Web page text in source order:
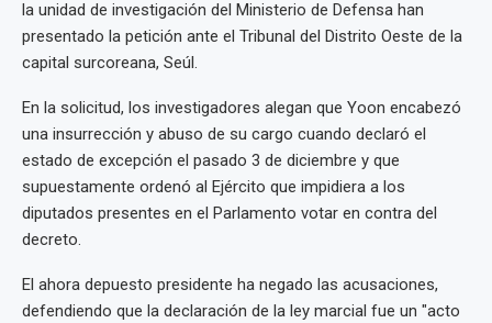
la unidad de investigación del Ministerio de Defensa han
presentado la petición ante el Tribunal del Distrito Oeste de la
capital surcoreana, Seúl.
En la solicitud, los investigadores alegan que Yoon encabezó
una insurrección y abuso de su cargo cuando declaró el
estado de excepción el pasado 3 de diciembre y que
supuestamente ordenó al Ejército que impidiera a los
diputados presentes en el Parlamento votar en contra del
decreto.
El ahora depuesto presidente ha negado las acusaciones,
defendiendo que la declaración de la ley marcial fue un "acto